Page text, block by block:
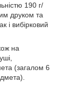
190 г/
друком та
і вибірковий
на
(загалом 6